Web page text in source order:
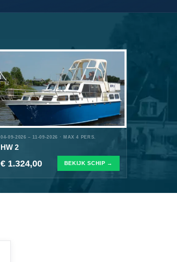
04-09-2026 – 11-09-2026 · MAX 4 PERS.
HW 2
€ 1.324,00 BEKIJK SCHIP →